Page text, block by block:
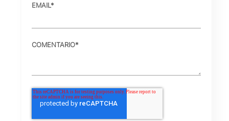
EMAIL*
COMENTARIO*